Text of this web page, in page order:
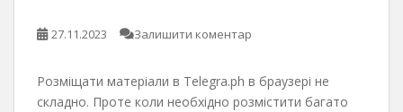
27.11.2023 Залишити коментар
Розміщати матеріали в Telegra.ph в браузері не
складно. Проте коли необхідно розмістити багато